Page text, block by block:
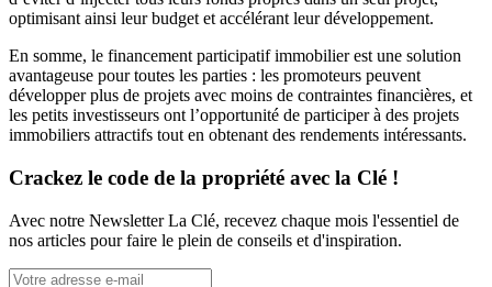
optimisant ainsi leur budget et accélérant leur développement.
En somme, le financement participatif immobilier est une solution
avantageuse pour toutes les parties : les promoteurs peuvent
développer plus de projets avec moins de contraintes financières, et
les petits investisseurs ont l’opportunité de participer à des projets
immobiliers attractifs tout en obtenant des rendements intéressants.
Crackez le code de la propriété avec la Clé !
Avec notre Newsletter La Clé, recevez chaque mois l'essentiel de
nos articles pour faire le plein de conseils et d'inspiration.